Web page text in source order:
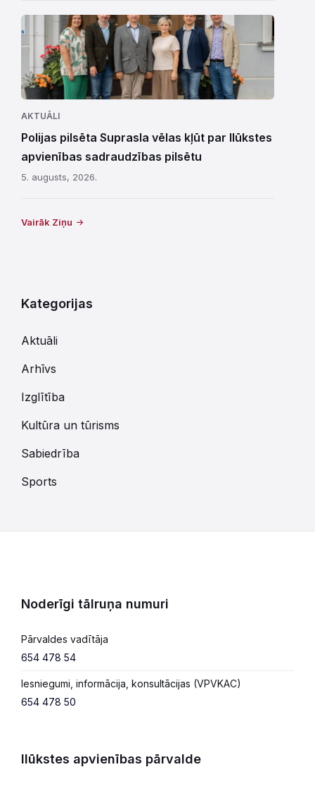
AKTUĀLI
Polijas pilsēta Suprasla vēlas kļūt par Ilūkstes
apvienības sadraudzības pilsētu
5. augusts, 2026.
Vairāk Ziņu
Kategorijas
Aktuāli
Arhīvs
Izglītība
Kultūra un tūrisms
Sabiedrība
Sports
Noderīgi tālruņa numuri
Pārvaldes vadītāja
654 478 54
Iesniegumi, informācija, konsultācijas (VPVKAC)
654 478 50
Ilūkstes apvienības pārvalde